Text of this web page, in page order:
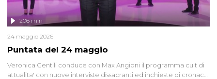
Puntata del 24 maggio
206 min
24 maggio 2026
Veronica Gentili conduce con Max Angioni il programma cult di
attualita' con nuove interviste dissacranti ed inchieste di cronaca